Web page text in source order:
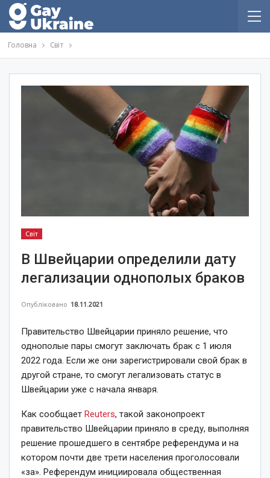
Головна Світ
Світ
В Швейцарии определили дату
легализации однополых браков
Опубліковано 18.11.2021
Правительство Швейцарии приняло решение, что
однополые пары смогут заключать брак с 1 июля
2022 года. Если же они зарегистрировали свой брак в
другой стране, то смогут легализовать статус в
Швейцарии уже с начала января.
Как сообщает Reuters, такой законопроект
правительство Швейцарии приняло в среду, выполняя
решение прошедшего в сентябре референдума и на
котором почти две трети населения проголосовали
«за». Референдум инициировала общественная